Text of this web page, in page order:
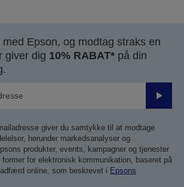
Epson, og modtag straks en
giver dig 10% RABAT* på din
Send
giver du samtykke til at modtage
herunder markedsanalyser og
produkter, events, kampagner og tjenester
for elektronisk kommunikation, baseret på
online, som beskrevet i Epsons